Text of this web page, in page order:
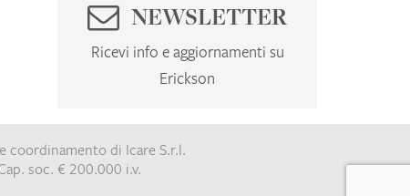
NEWSLETTER
Ricevi info e aggiornamenti su
Erickson
coordinamento di Icare S.r.l.
soc. € 200.000 i.v.